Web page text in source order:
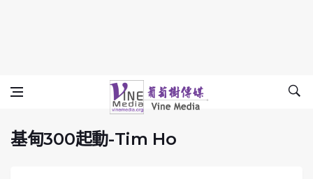
基甸300起動-Tim Ho
Vine Media
葡萄樹傳媒
基甸300起動-Tim Ho